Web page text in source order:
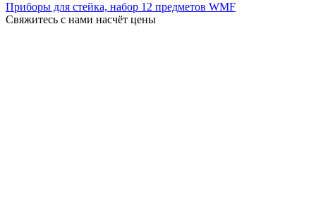
Приборы для стейка, набор 12 предметов WMF
Свяжитесь с нами насчёт цены